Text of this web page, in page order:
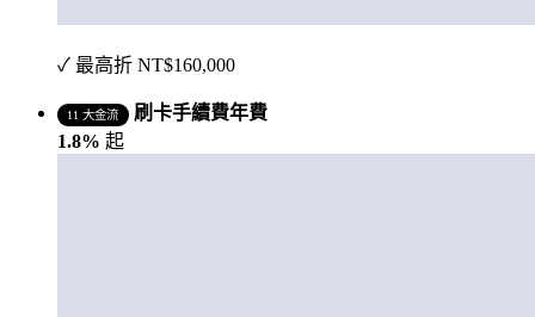
✓ 最高折 NT$160,000
11 大金流
刷卡手續費年費
1.8% 起